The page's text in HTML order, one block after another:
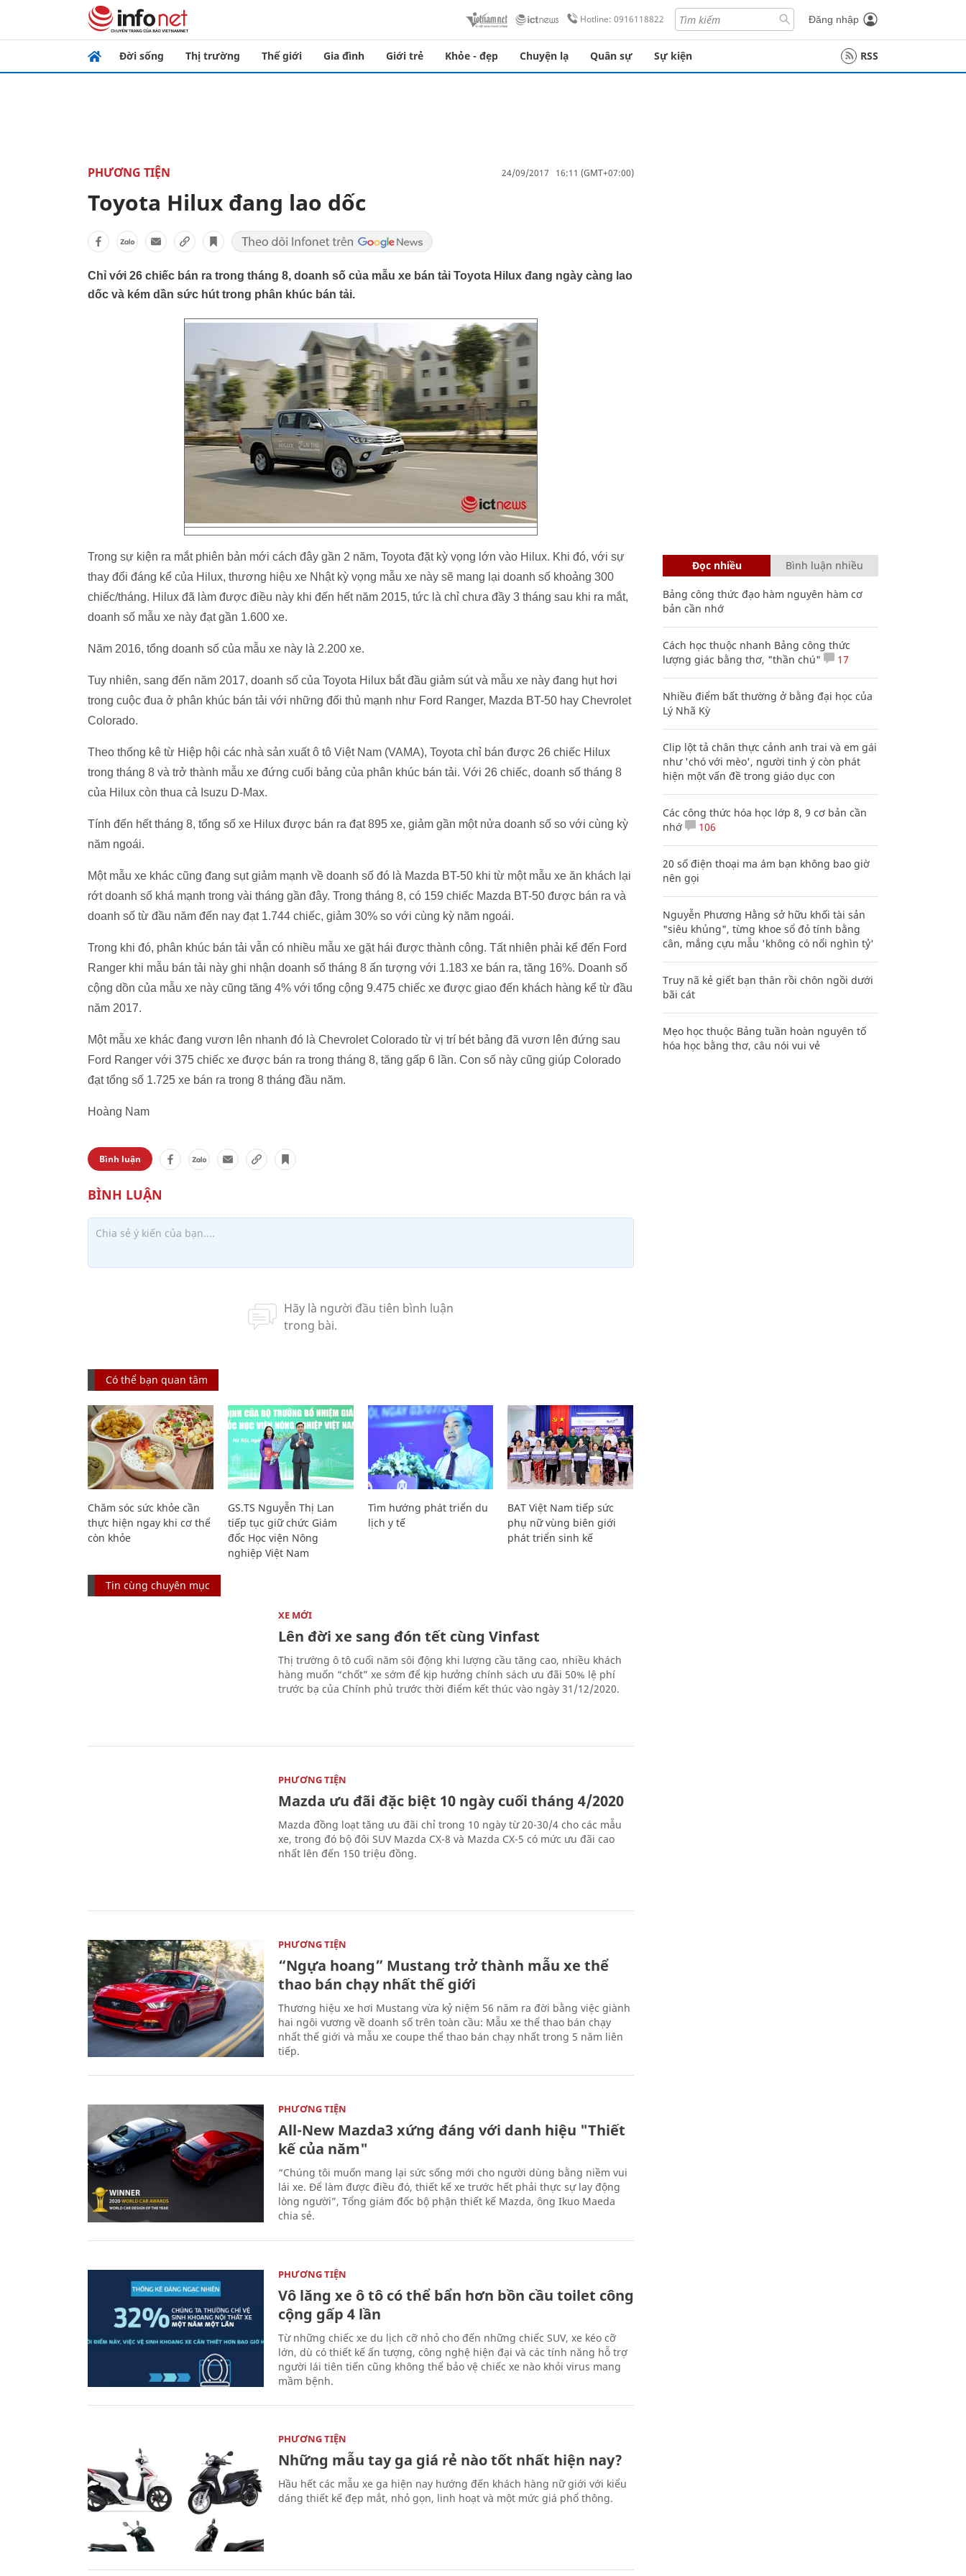
Hotline: 0916118822 Đăng nhập
Đời sống Thị trường Thế giới Gia đình Giới trẻ Khỏe - đẹp Chuyện lạ Quân sự Sự kiện RSS
PHƯƠNG TIỆN 24/09/2017 16:11 (GMT+07:00)
Toyota Hilux đang lao dốc
Chỉ với 26 chiếc bán ra trong tháng 8, doanh số của mẫu xe bán tải Toyota Hilux đang ngày càng lao
dốc và kém dần sức hút trong phân khúc bán tải.
Trong sự kiện ra mắt phiên bản mới cách đây gần 2 năm, Toyota đặt kỳ vọng lớn vào Hilux. Khi đó, với sự
thay đổi đáng kể của Hilux, thương hiệu xe Nhật kỳ vọng mẫu xe này sẽ mang lại doanh số khoảng 300
chiếc/tháng. Hilux đã làm được điều này khi đến hết năm 2015, tức là chỉ chưa đầy 3 tháng sau khi ra mắt,
doanh số mẫu xe này đạt gần 1.600 xe.
Năm 2016, tổng doanh số của mẫu xe này là 2.200 xe.
Tuy nhiên, sang đến năm 2017, doanh số của Toyota Hilux bắt đầu giảm sút và mẫu xe này đang hụt hơi
trong cuộc đua ở phân khúc bán tải với những đối thủ mạnh như Ford Ranger, Mazda BT-50 hay Chevrolet
Colorado.
Theo thống kê từ Hiệp hội các nhà sản xuất ô tô Việt Nam (VAMA), Toyota chỉ bán được 26 chiếc Hilux
trong tháng 8 và trở thành mẫu xe đứng cuối bảng của phân khúc bán tải. Với 26 chiếc, doanh số tháng 8
của Hilux còn thua cả Isuzu D-Max.
Tính đến hết tháng 8, tổng số xe Hilux được bán ra đạt 895 xe, giảm gần một nửa doanh số so với cùng kỳ
năm ngoái.
Một mẫu xe khác cũng đang sụt giảm mạnh về doanh số đó là Mazda BT-50 khi từ một mẫu xe ăn khách lại
rớt doanh số khá mạnh trong vài tháng gần đây. Trong tháng 8, có 159 chiếc Mazda BT-50 được bán ra và
doanh số từ đầu năm đến nay đạt 1.744 chiếc, giảm 30% so với cùng kỳ năm ngoái.
Trong khi đó, phân khúc bán tải vẫn có nhiều mẫu xe gặt hái được thành công. Tất nhiên phải kể đến Ford
Ranger khi mẫu bán tải này ghi nhận doanh số tháng 8 ấn tượng với 1.183 xe bán ra, tăng 16%. Doanh số
cộng dồn của mẫu xe này cũng tăng 4% với tổng cộng 9.475 chiếc xe được giao đến khách hàng kể từ đầu
năm 2017.
Một mẫu xe khác đang vươn lên nhanh đó là Chevrolet Colorado từ vị trí bét bảng đã vươn lên đứng sau
Ford Ranger với 375 chiếc xe được bán ra trong tháng 8, tăng gấp 6 lần. Con số này cũng giúp Colorado
đạt tổng số 1.725 xe bán ra trong 8 tháng đầu năm.
Hoàng Nam
Bình luận
Có thể bạn quan tâm
Chăm sóc sức khỏe cần
thực hiện ngay khi cơ thể
còn khỏe
GS.TS Nguyễn Thị Lan
tiếp tục giữ chức Giám
đốc Học viện Nông
nghiệp Việt Nam
Tìm hướng phát triển du
lịch y tế
BAT Việt Nam tiếp sức
phụ nữ vùng biên giới
phát triển sinh kế
Tin cùng chuyên mục
XE MỚI
Lên đời xe sang đón tết cùng Vinfast
Thị trường ô tô cuối năm sôi động khi lượng cầu tăng cao, nhiều khách
hàng muốn “chốt” xe sớm để kịp hưởng chính sách ưu đãi 50% lệ phí
trước bạ của Chính phủ trước thời điểm kết thúc vào ngày 31/12/2020.
PHƯƠNG TIỆN
Mazda ưu đãi đặc biệt 10 ngày cuối tháng 4/2020
Mazda đồng loạt tăng ưu đãi chỉ trong 10 ngày từ 20-30/4 cho các mẫu
xe, trong đó bộ đôi SUV Mazda CX-8 và Mazda CX-5 có mức ưu đãi cao
nhất lên đến 150 triệu đồng.
PHƯƠNG TIỆN
“Ngựa hoang” Mustang trở thành mẫu xe thể
thao bán chạy nhất thế giới
Thương hiệu xe hơi Mustang vừa kỷ niệm 56 năm ra đời bằng việc giành
hai ngôi vương về doanh số trên toàn cầu: Mẫu xe thể thao bán chạy
nhất thế giới và mẫu xe coupe thể thao bán chạy nhất trong 5 năm liên
tiếp.
PHƯƠNG TIỆN
All-New Mazda3 xứng đáng với danh hiệu "Thiết
kế của năm"
“Chúng tôi muốn mang lại sức sống mới cho người dùng bằng niềm vui
lái xe. Để làm được điều đó, thiết kế xe trước hết phải thực sự lay động
lòng người”, Tổng giám đốc bộ phận thiết kế Mazda, ông Ikuo Maeda
chia sẻ.
PHƯƠNG TIỆN
Vô lăng xe ô tô có thể bẩn hơn bồn cầu toilet công
cộng gấp 4 lần
Từ những chiếc xe du lịch cỡ nhỏ cho đến những chiếc SUV, xe kéo cỡ
lớn, dù có thiết kế ấn tượng, công nghệ hiện đại và các tính năng hỗ trợ
người lái tiên tiến cũng không thể bảo vệ chiếc xe nào khỏi virus mang
mầm bệnh.
PHƯƠNG TIỆN
Những mẫu tay ga giá rẻ nào tốt nhất hiện nay?
Hầu hết các mẫu xe ga hiện nay hướng đến khách hàng nữ giới với kiểu
dáng thiết kế đẹp mắt, nhỏ gọn, linh hoạt và một mức giá phổ thông.
Đọc nhiều Bình luận nhiều
Bảng công thức đạo hàm nguyên hàm cơ
bản cần nhớ
Cách học thuộc nhanh Bảng công thức
lượng giác bằng thơ, "thần chú"
17
Nhiều điểm bất thường ở bằng đại học của
Lý Nhã Kỳ
Clip lột tả chân thực cảnh anh trai và em gái
như 'chó với mèo', người tinh ý còn phát
hiện một vấn đề trong giáo dục con
Các công thức hóa học lớp 8, 9 cơ bản cần
nhớ
106
20 số điện thoại ma ám bạn không bao giờ
nên gọi
Nguyễn Phương Hằng sở hữu khối tài sản
"siêu khủng", từng khoe sổ đỏ tính bằng
cân, mắng cựu mẫu 'không có nổi nghìn tỷ'
Truy nã kẻ giết bạn thân rồi chôn ngồi dưới
bãi cát
Mẹo học thuộc Bảng tuần hoàn nguyên tố
hóa học bằng thơ, câu nói vui vẻ